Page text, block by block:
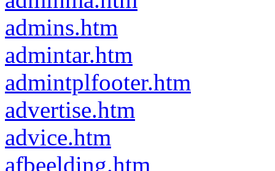
admins.htm
admintar.htm
admintplfooter.htm
advertise.htm
advice.htm
afbeelding.htm